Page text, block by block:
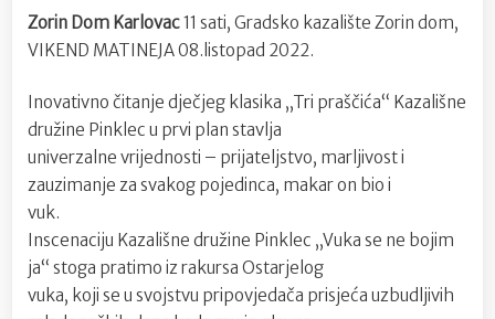
“Vuka
bojim
Zorin Dom Karlovac11 sati, Gradsko kazalište Zorin dom,
VIKEND MATINEJA 08.listopad 2022.
Inovativno čitanje dječjeg klasika „Tri praščića“ Kazališne
družine Pinklec u prvi plan stavlja
univerzalne vrijednosti – prijateljstvo, marljivost i
zauzimanje za svakog pojedinca, makar on bio i
vuk.
Inscenaciju Kazališne družine Pinklec „Vuka se ne bojim
ja“ stoga pratimo iz rakursa Ostarjelog
vuka, koji se u svojstvu pripovjedača prisjeća uzbudljivih